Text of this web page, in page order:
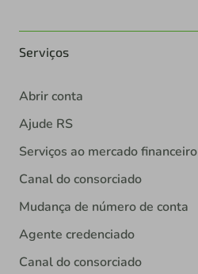
Serviços
Abrir conta
Ajude RS
Serviços ao mercado financeiro
Canal do consorciado
Mudança de número de conta
Agente credenciado
Canal do consorciado